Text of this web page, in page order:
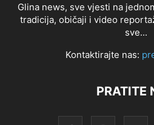
Glina news, sve vjesti na
tradicija, običaji i video
sve...
Kontaktirajte nas:
PRATITE